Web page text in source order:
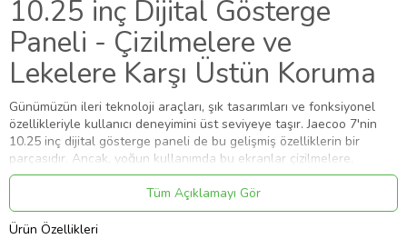
10.25 inç Dijital Gösterge
Paneli - Çizilmelere ve
Lekelere Karşı Üstün Koruma
Günümüzün ileri teknoloji araçları, şık tasarımları ve fonksiyonel
özellikleriyle kullanıcı deneyimini üst seviyeye taşır. Jaecoo 7'nin
10.25 inç dijital gösterge paneli de bu gelişmiş özelliklerin bir
parçasıdır. Ancak, yoğun kullanımda bu ekranlar çizilmelere,
lekelere ve darbelere karşı savunmasızdır. İşte bu yüzden Jaecoo 7
Ekran Koruyucu 10.25 inç, dijital gösterge panelinizi korumak ve
aracınızın estetik görünümünü uzun süre muhafaza etmek için
tasarlanmıştır.Jaecoo7 Ekran Koruyucu 10.25
Tüm Açıklamayı Gör
Ürün Özellikleri